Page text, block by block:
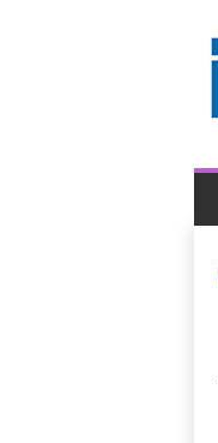
7